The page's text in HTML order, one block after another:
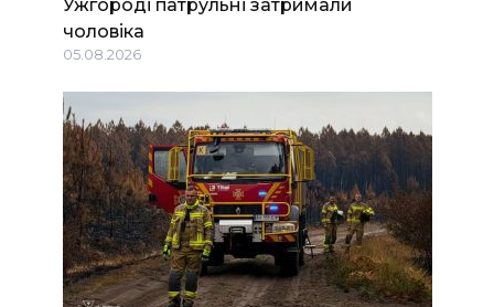
Ужгороді патрульні затримали
чоловіка
05.08.2026